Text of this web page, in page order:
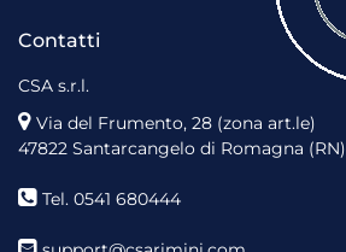
Contatti
CSA s.r.l.
Via del Frumento, 28 (zona art.le)
47822 Santarcangelo di Romagna (RN)
Tel. 0541 680444